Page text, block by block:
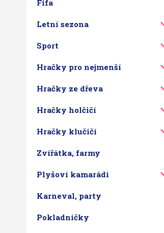
Fifa
Letní sezona
Sport
Hračky pro nejmenší
Hračky ze dřeva
Hračky holčičí
Hračky klučičí
Zvířátka, farmy
Plyšoví kamarádi
Karneval, party
Pokladničky